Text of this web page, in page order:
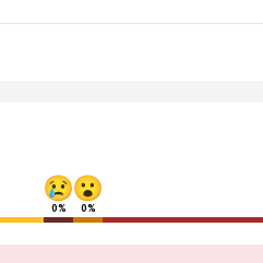
0% 0%